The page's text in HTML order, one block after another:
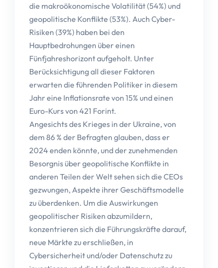
die makroökonomische Volatilität (54%) und
geopolitische Konflikte (53%). Auch Cyber-
Risiken (39%) haben bei den
Hauptbedrohungen über einen
Fünfjahreshorizont aufgeholt. Unter
Berücksichtigung all dieser Faktoren
erwarten die führenden Politiker in diesem
Jahr eine Inflationsrate von 15% und einen
Euro-Kurs von 421 Forint.
Angesichts des Krieges in der Ukraine, von
dem 86 % der Befragten glauben, dass er
2024 enden könnte, und der zunehmenden
Besorgnis über geopolitische Konflikte in
anderen Teilen der Welt sehen sich die CEOs
gezwungen, Aspekte ihrer Geschäftsmodelle
zu überdenken. Um die Auswirkungen
geopolitischer Risiken abzumildern,
konzentrieren sich die Führungskräfte darauf,
neue Märkte zu erschließen, in
Cybersicherheit und/oder Datenschutz zu